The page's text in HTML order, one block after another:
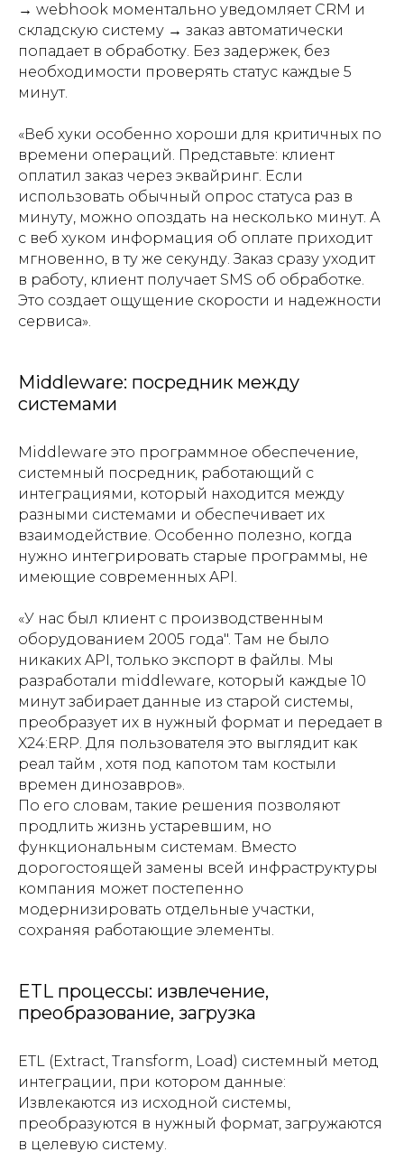
→ webhook моментально уведомляет CRM и
складскую систему → заказ автоматически
попадает в обработку. Без задержек, без
необходимости проверять статус каждые 5
минут.
«Веб хуки особенно хороши для критичных по
времени операций. Представьте: клиент
оплатил заказ через эквайринг. Если
использовать обычный опрос статуса раз в
минуту, можно опоздать на несколько минут. А
с веб хуком информация об оплате приходит
мгновенно, в ту же секунду. Заказ сразу уходит
в работу, клиент получает SMS об обработке.
Это создает ощущение скорости и надежности
сервиса».
Middleware: посредник между
системами
Middleware это программное обеспечение,
системный посредник, работающий с
интеграциями, который находится между
разными системами и обеспечивает их
взаимодействие. Особенно полезно, когда
нужно интегрировать старые программы, не
имеющие современных API.
«У нас был клиент с производственным
оборудованием 2005 года". Там не было
никаких API, только экспорт в файлы. Мы
разработали middleware, который каждые 10
минут забирает данные из старой системы,
преобразует их в нужный формат и передает в
X24:ERP. Для пользователя это выглядит как
реал тайм , хотя под капотом там костыли
времен динозавров».
По его словам, такие решения позволяют
продлить жизнь устаревшим, но
функциональным системам. Вместо
дорогостоящей замены всей инфраструктуры
компания может постепенно
модернизировать отдельные участки,
сохраняя работающие элементы.
ETL процессы: извлечение,
преобразование, загрузка
ETL (Extract, Transform, Load) системный метод
интеграции, при котором данные:
Извлекаются из исходной системы,
преобразуются в нужный формат, загружаются
в целевую систему.